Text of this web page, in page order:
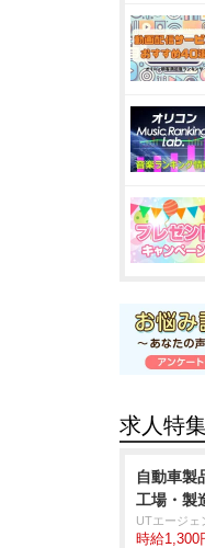
求人特集
自動車製
工場・製
UTエージェ
時給1,300